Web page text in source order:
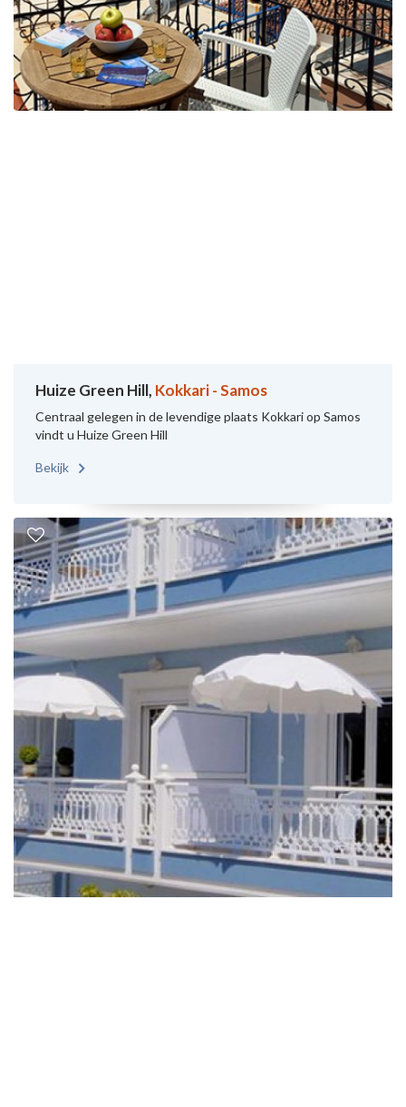
Huize Green Hill, Kokkari - Samos
Centraal gelegen in de levendige plaats Kokkari op Samos
vindt u Huize Green Hill
Bekijk